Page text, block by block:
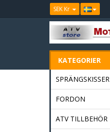
SEK Kr
KATEGORIER
SPRÄNGSKISSER
FORDON
ATV TILLBEHÖR